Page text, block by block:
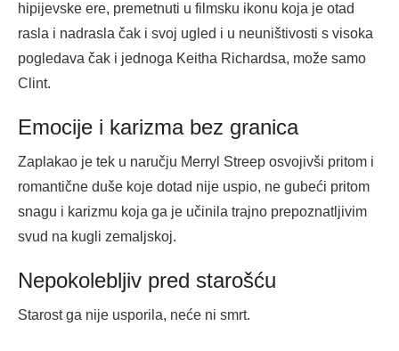
hipijevske ere, premetnuti u filmsku ikonu koja je otad
rasla i nadrasla čak i svoj ugled i u neuništivosti s visoka
pogledava čak i jednoga Keitha Richardsa, može samo
Clint.
Emocije i karizma bez granica
Zaplakao je tek u naručju Merryl Streep osvojivši pritom i
romantične duše koje dotad nije uspio, ne gubeći pritom
snagu i karizmu koja ga je učinila trajno prepoznatljivim
svud na kugli zemaljskoj.
Nepokolebljiv pred starošću
Starost ga nije usporila, neće ni smrt.